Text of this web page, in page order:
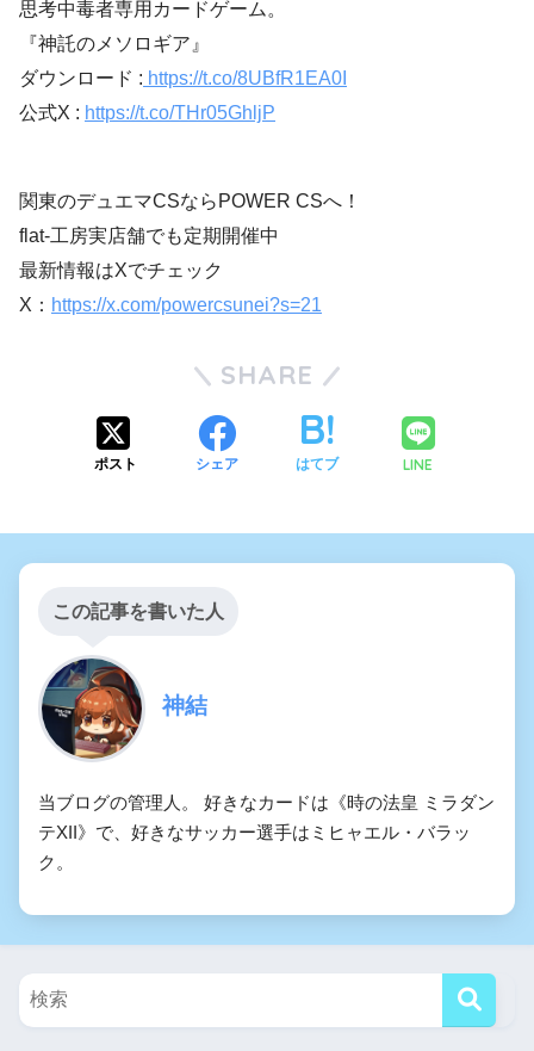
思考中毒者専用カードゲーム。
『神託のメソロギア』
ダウンロード : https://t.co/8UBfR1EA0I
公式X : https://t.co/THr05GhljP
関東のデュエマCSならPOWER CSへ！
flat-工房実店舗でも定期開催中
最新情報はXでチェック
X： https://x.com/powercsunei?s=21
SHARE
ポスト シェア はてブ LINE
この記事を書いた人
神結
当ブログの管理人。 好きなカードは《時の法皇 ミラダン
テXII》で、好きなサッカー選手はミヒャエル・バラッ
ク。